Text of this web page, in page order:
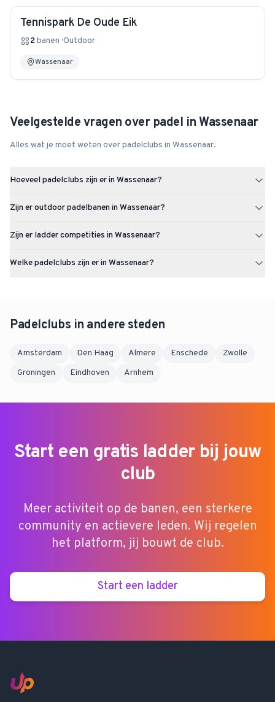
Tennispark De Oude Eik
2banen ·Outdoor
Wassenaar
Veelgestelde vragen over padel inWassenaar
Alles wat je moet weten over padelclubs in Wassenaar.
Hoeveel padelclubs zijn er in Wassenaar?
Zijn er outdoor padelbanen in Wassenaar?
buiten spelen bij mooi weer.
Zijn er ladder competities in Wassenaar?
Wassenaar. Via Uppadel kun je een ladder starten zodra er
voldoende interesse is.
Welke padelclubs zijn er in Wassenaar?
Padelclubs in andere steden
Amsterdam Den Haag Almere Enschede
Zwolle
Groningen
Eindhoven Arnhem
Start een gratis ladder bij jouw
club
Meer activiteit op de banen, een sterkere
community en actievere leden. Wij regelen
het platform, jij bouwt de club.
Start een ladder